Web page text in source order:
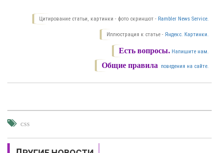
Цитирование статьи, картинки - фото скриншот - Rambler News Service.
Иллюстрация к статье - Яндекс. Картинки.
Есть вопросы. Напишите нам.
Общие правила поведения на сайте.
CSS